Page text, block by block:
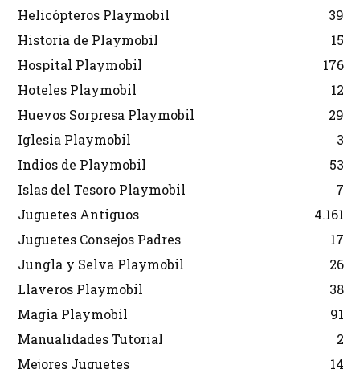
Helicópteros Playmobil
39
Historia de Playmobil
15
Hospital Playmobil
176
Hoteles Playmobil
12
Huevos Sorpresa Playmobil
29
Iglesia Playmobil
3
Indios de Playmobil
53
Islas del Tesoro Playmobil
7
Juguetes Antiguos
4.161
Juguetes Consejos Padres
17
Jungla y Selva Playmobil
26
Llaveros Playmobil
38
Magia Playmobil
91
Manualidades Tutorial
2
Mejores Juguetes
14